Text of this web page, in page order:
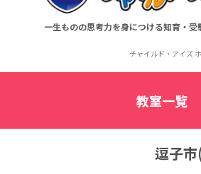
一生ものの思考力を身につける知育・
チャイルド・アイズ
教室一覧
逗子